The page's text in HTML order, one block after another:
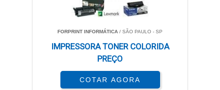
FORPRINT INFORMÁTICA / SÃO PAULO - SP
IMPRESSORA TONER COLORIDA
PREÇO
COTAR AGORA